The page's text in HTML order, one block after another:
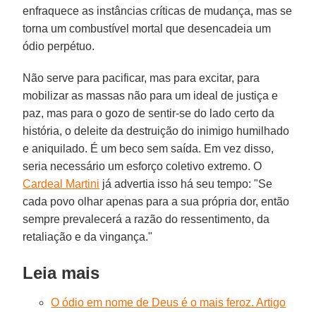
enfraquece as instâncias críticas de mudança, mas se
torna um combustível mortal que desencadeia um
ódio perpétuo.
Não serve para pacificar, mas para excitar, para
mobilizar as massas não para um ideal de justiça e
paz, mas para o gozo de sentir-se do lado certo da
história, o deleite da destruição do inimigo humilhado
e aniquilado. É um beco sem saída. Em vez disso,
seria necessário um esforço coletivo extremo. O
Cardeal Martini já advertia isso há seu tempo: "Se
cada povo olhar apenas para a sua própria dor, então
sempre prevalecerá a razão do ressentimento, da
retaliação e da vingança."
Leia mais
O ódio em nome de Deus é o mais feroz. Artigo